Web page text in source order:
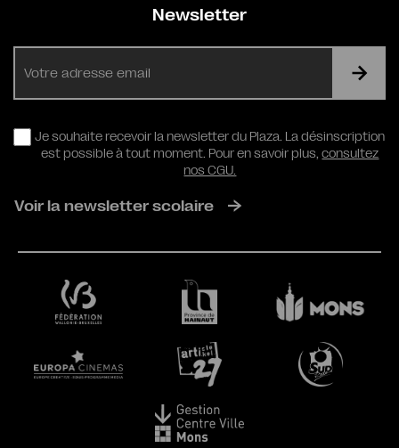
Newsletter
RGPD
Je souhaite recevoir la newsletter du Plaza. La désinscription
est possible à tout moment. Pour en savoir plus,consultez
nos CGU.
Voir la newsletter scolaire